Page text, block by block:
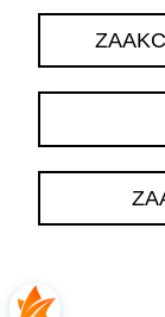
2026-06-13
0